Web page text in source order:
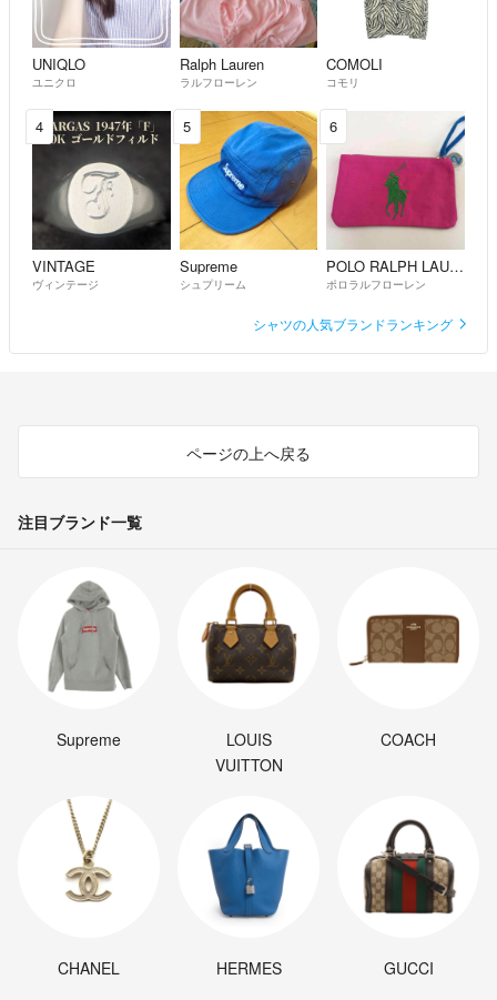
UNIQLO
ユニクロ
Ralph Lauren
ラルフローレン
COMOLI
コモリ
4
VINTAGE
ヴィンテージ
5
Supreme
シュプリーム
6
POLO RALPH LAUREN
ポロラルフローレン
シャツの人気ブランドランキング
ページの上へ戻る
注目ブランド一覧
Supreme
LOUIS
VUITTON
COACH
CHANEL HERMES GUCCI